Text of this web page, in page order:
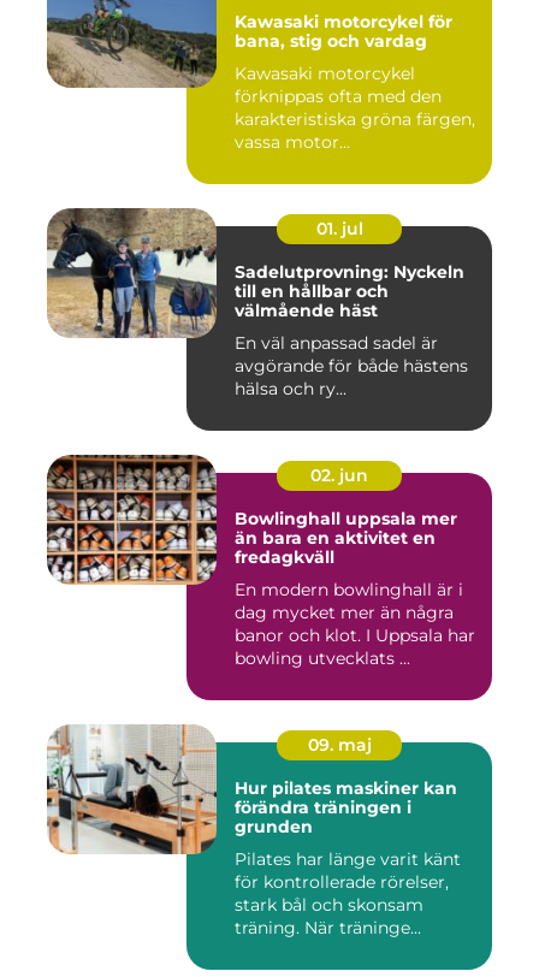
Kawasaki motorcykel för
bana, stig och vardag
Kawasaki motorcykel
förknippas ofta med den
karakteristiska gröna färgen,
vassa motor...
01. jul
Sadelutprovning: Nyckeln
till en hållbar och
välmående häst
En väl anpassad sadel är
avgörande för både hästens
hälsa och ry...
02. jun
Bowlinghall uppsala mer
än bara en aktivitet en
fredagkväll
En modern bowlinghall är i
dag mycket mer än några
banor och klot. I Uppsala har
bowling utvecklats ...
09. maj
Hur pilates maskiner kan
förändra träningen i
grunden
Pilates har länge varit känt
för kontrollerade rörelser,
stark bål och skonsam
träning. När träninge...